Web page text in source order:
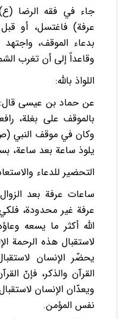
جاء في فقه الرضا
عرفة) فاغتسل، أو
بدعاء الموقف،
وقاعداً إلى أن تغرب
اللواذ بالله:
عن حماد بن عيسى قال:
بالموقف على بغلة،
وكان في موقف النبي
يلوذ ساعة بعد ساعة،
التحضير للدعاء
ساعات عرفة بعد
عرفة غير محدودة،
الله أكثر ما يسعه
لاستقبال هذه الرحمة
يحضّر الإنسان
القرآن والذكر، فإنّ
ويعدّان الإنسان
نفس المؤمن.